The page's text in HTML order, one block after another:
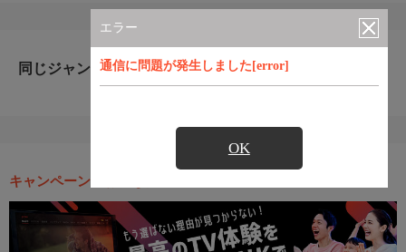
エラー
通信に問題が発生しました[error]
OK
同じジャンルのおすすめ番組
キャンペーン・お得な情報